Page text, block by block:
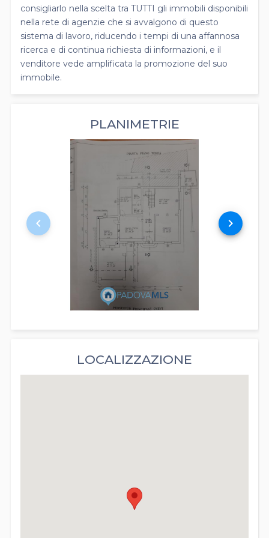
consigliarlo nella scelta tra TUTTI gli immobili disponibili
nella rete di agenzie che si avvalgono di questo
sistema di lavoro, riducendo i tempi di una affannosa
ricerca e di continua richiesta di informazioni, e il
venditore vede amplificata la promozione del suo
immobile.
PLANIMETRIE
keyboard_arrow_left keyboard_arrow_right
LOCALIZZAZIONE